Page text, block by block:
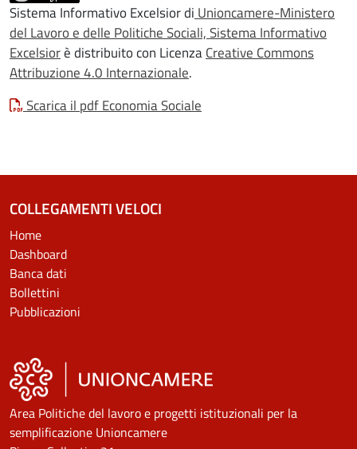
Sistema Informativo Excelsior di Unioncamere-Ministero
del Lavoro e delle Politiche Sociali, Sistema Informativo
Excelsiorè distribuito con LicenzaCreative Commons
Attribuzione 4.0 Internazionale.
Scarica il pdf Economia Sociale
COLLEGAMENTI VELOCI
Home
Dashboard
Banca dati
Bollettini
Pubblicazioni
Area Politiche del lavoro e progetti istituzionali per la
semplificazione Unioncamere